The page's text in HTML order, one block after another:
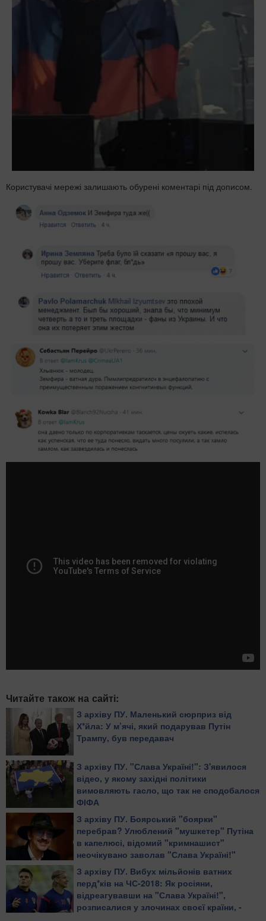
Користувачі мережі залишають обурені коментарі під дописом.
Читайте також на сайті:
З архіву ПУ. Маленький сюрприз від
Х*йла: У м’ячі, який подарував Путін
Трампу, був передавач
З архіву ПУ. "Слава Україні!": З'явилося
відео, у якому західні політики
вимовляють гасло, що так не сподобалося
ФІФА
З архіву ПУ. Боярський "боярки"
перебрав? Улюблений "мушкетер" Путіна
в капелюсі, відомий "кримнашист"
неочікувано заволав "Слава Україні!"
З архіву ПУ. Вибух мільйонів ватних
перд*ків на ЧС-2018: Як росіяни,
відреагувавши на "Слава Україні!",
розписалися у злочинах своєї країни, -